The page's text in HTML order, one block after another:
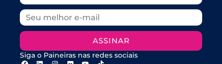
ASSINAR
Siga o Paineiras nas redes sociais